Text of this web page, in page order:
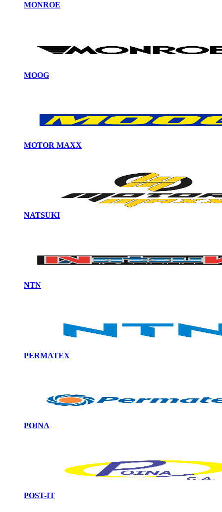
MONROE
MOOG
MOTOR MAXX
NATSUKI
NTN
PERMATEX
POINA
POST-IT